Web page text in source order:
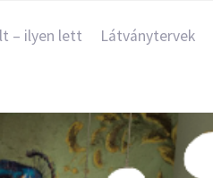
– ilyen lett Látványtervek